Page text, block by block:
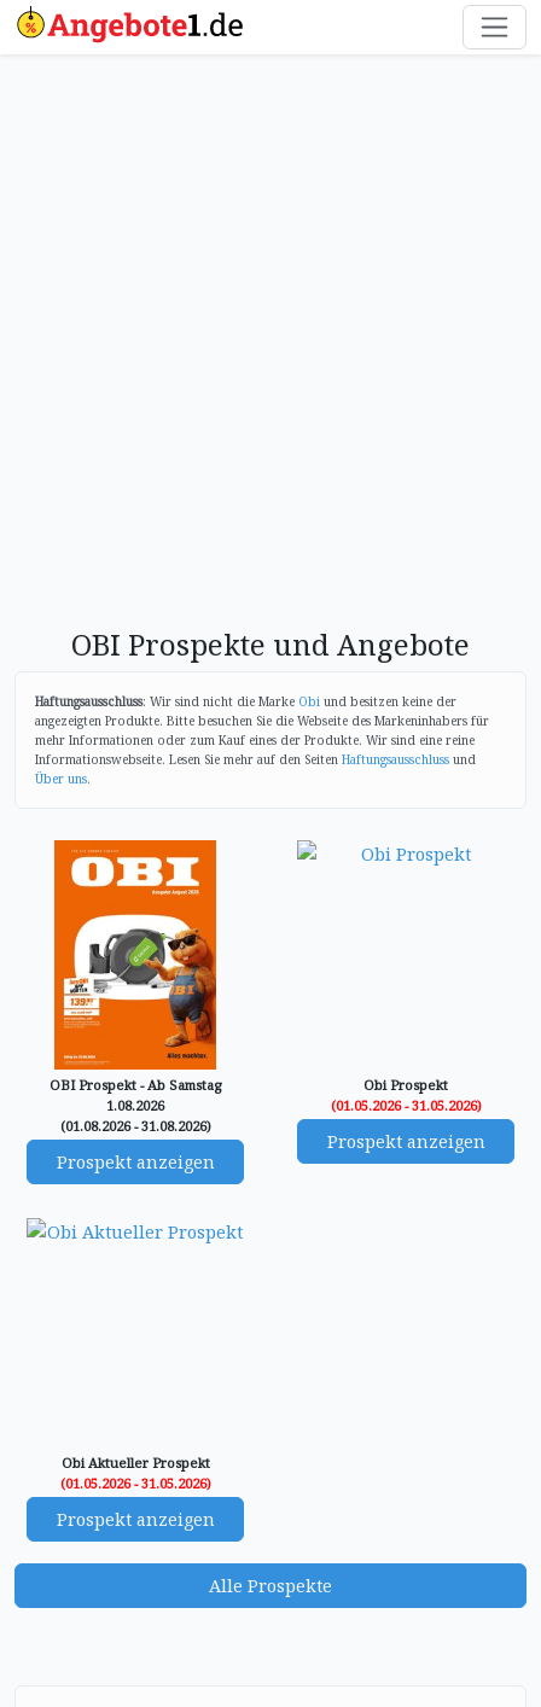
OBI Prospekte und Angebote
Haftungsausschluss: Wir sind nicht die Marke Obi und besitzen keine der
angezeigten Produkte. Bitte besuchen Sie die Webseite des Markeninhabers für
mehr Informationen oder zum Kauf eines der Produkte. Wir sind eine reine
Informationswebseite. Lesen Sie mehr auf den Seiten Haftungsausschluss und
Über uns.
OBI Prospekt - Ab Samstag
1.08.2026
(01.08.2026 - 31.08.2026)
Prospekt anzeigen
Obi Prospekt
(01.05.2026 - 31.05.2026)
Prospekt anzeigen
Obi Aktueller Prospekt
(01.05.2026 - 31.05.2026)
Prospekt anzeigen
Alle Prospekte